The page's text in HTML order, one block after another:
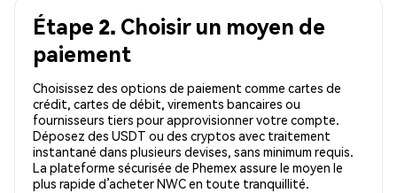
Étape 2. Choisir un moyen de
paiement
Choisissez des options de paiement comme cartes de
crédit, cartes de débit, virements bancaires ou
fournisseurs tiers pour approvisionner votre compte.
Déposez des USDT ou des cryptos avec traitement
instantané dans plusieurs devises, sans minimum requis.
La plateforme sécurisée de Phemex assure le moyen le
plus rapide d’acheter NWC en toute tranquillité.